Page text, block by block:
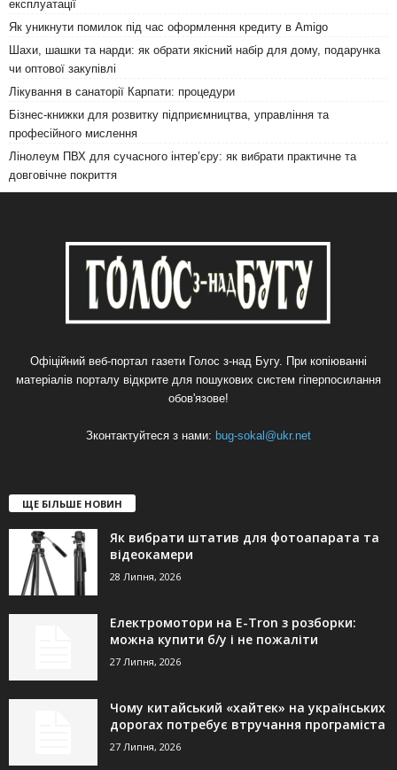
експлуатації
Як уникнути помилок під час оформлення кредиту в Amigo
Шахи, шашки та нарди: як обрати якісний набір для дому, подарунка
чи оптової закупівлі
Лікування в санаторії Карпати: процедури
Бізнес-книжки для розвитку підприємництва, управління та
професійного мислення
Лінолеум ПВХ для сучасного інтер’єру: як вибрати практичне та
довговічне покриття
Офіційний веб-портал газети Голос з-над Бугу. При копіюванні
матеріалів порталу відкрите для пошукових систем гіперпосилання
обов'язове!
Зконтактуйтеся з нами: bug-sokal@ukr.net
ЩЕ БІЛЬШЕ НОВИН
Як вибрати штатив для фотоапарата та
відеокамери
28 Липня, 2026
Електромотори на E-Tron з розборки:
можна купити б/у і не пожаліти
27 Липня, 2026
Чому китайський «хайтек» на українських
дорогах потребує втручання програміста
27 Липня, 2026